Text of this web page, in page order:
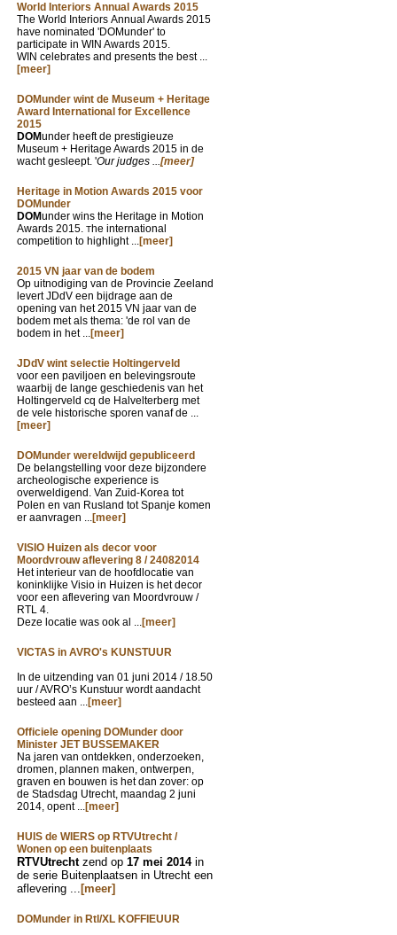
World Interiors Annual Awards 2015
The World Interiors Annual Awards 2015
have nominated 'DOMunder' to
participate in WIN Awards 2015.
WIN celebrates and presents the best ...
[meer]
DOMunder wint de Museum + Heritage
Award International for Excellence
2015
DOMunder heeft de prestigieuze
Museum + Heritage Awards 2015 in de
wacht gesleept. 'Our judges ...[meer]
Heritage in Motion Awards 2015 voor
DOMunder
DOMunder wins the Heritage in Motion
Awards 2015. The international
competition to highlight ...[meer]
2015 VN jaar van de bodem
Op uitnodiging van de Provincie Zeeland
levert JDdV een bijdrage aan de
opening van het 2015 VN jaar van de
bodem met als thema: 'de rol van de
bodem in het ...[meer]
JDdV wint selectie Holtingerveld
voor een paviljoen en belevingsroute
waarbij de lange geschiedenis van het
Holtingerveld cq de Halvelterberg met
de vele historische sporen vanaf de ...
[meer]
DOMunder wereldwijd gepubliceerd
De belangstelling voor deze bijzondere
archeologische experience is
overweldigend. Van Zuid-Korea tot
Polen en van Rusland tot Spanje komen
er aanvragen ...[meer]
VISIO Huizen als decor voor
Moordvrouw aflevering 8 / 24082014
Het interieur van de hoofdlocatie van
koninklijke Visio in Huizen is het decor
voor een aflevering van Moordvrouw /
RTL 4.
Deze locatie was ook al ...[meer]
VICTAS in AVRO's KUNSTUUR
In de uitzending van 01 juni 2014 / 18.50
uur / AVRO’s Kunstuur wordt aandacht
besteed aan ...[meer]
Officiele opening DOMunder door
Minister JET BUSSEMAKER
Na jaren van ontdekken, onderzoeken,
dromen, plannen maken, ontwerpen,
graven en bouwen is het dan zover: op
de Stadsdag Utrecht, maandag 2 juni
2014, opent ...[meer]
HUIS de WIERS op RTVUtrecht /
Wonen op een buitenplaats
RTVUtrechtzend op 17 mei 2014 in
de serie Buitenplaatsen in Utrecht een
aflevering ... [meer]
DOMunder in Rtl/XL KOFFIEUUR